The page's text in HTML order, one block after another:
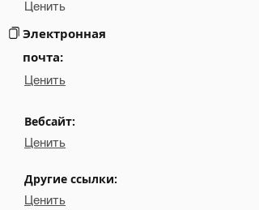
Ценить
Электронная
почта:
Ценить
Вебсайт:
Ценить
Другие ссылки:
Ценить